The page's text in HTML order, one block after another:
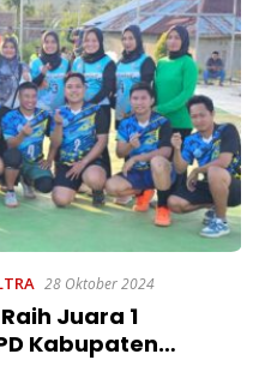
28 Oktober 2024
Juara 1
Kabupaten